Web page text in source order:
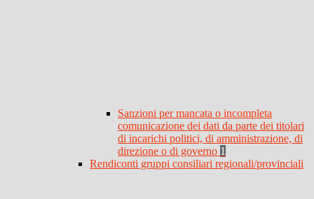
Sanzioni per mancata o incompleta
comunicazione dei dati da parte dei titolari
di incarichi politici, di amministrazione, di
direzione o di governo 1
Rendiconti gruppi consiliari regionali/provinciali